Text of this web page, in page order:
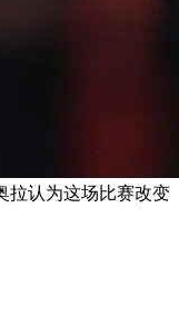
拉认为这场比赛改变